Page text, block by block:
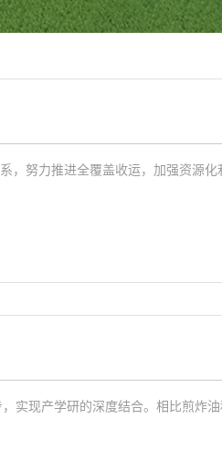
，努力推进全覆盖收运，加强资源
实现产学研的深度结合。相比煎炸